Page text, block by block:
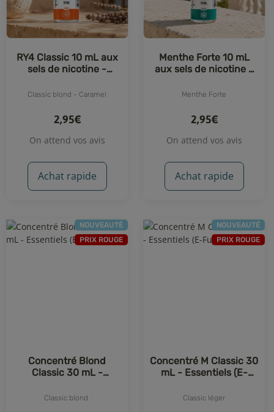
RY4 Classic 10 mL aux
sels de nicotine -
Classic blond - Caramel
2,95€
On attend vos avis
Achat rapide
Menthe Forte 10 mL
aux sels de nicotine -
Menthe Forte
2,95€
On attend vos avis
Achat rapide
NOUVEAUTÉ
PRIX ROUGE
Concentré Blond
Classic 30 mL -
Classic blond
NOUVEAUTÉ
PRIX ROUGE
Concentré M Classic 30
mL - Essentiels (E-
Classic léger